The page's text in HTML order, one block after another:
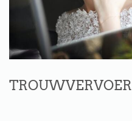
TROUWVERVOER